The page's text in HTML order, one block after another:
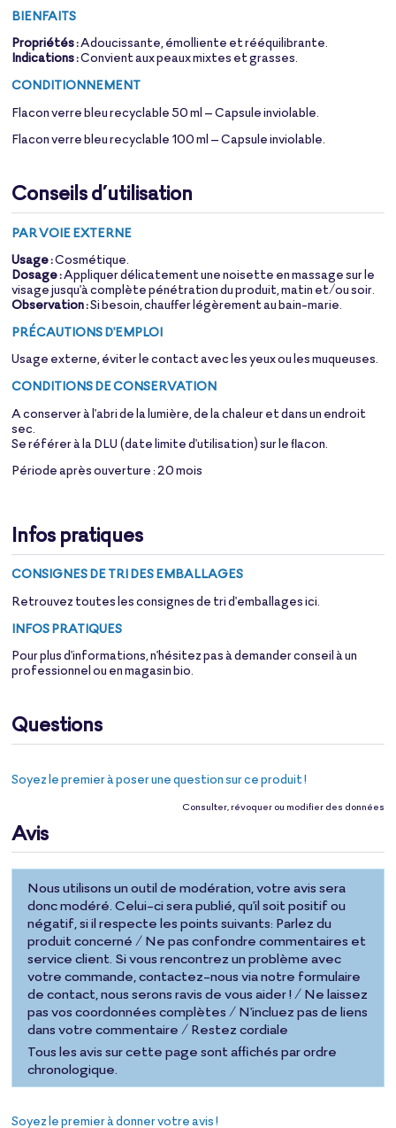
BIENFAITS
Propriétés :Adoucissante, émolliente et rééquilibrante.
Indications :Convient aux peaux mixtes et grasses.
CONDITIONNEMENT
Flacon verre bleu recyclable 50 ml – Capsule inviolable.
Flacon verre bleu recyclable 100 ml – Capsule inviolable.
Conseils d’utilisation
PAR VOIE EXTERNE
Usage :Cosmétique.
Dosage :Appliquer délicatement une noisette en massage sur le
visage jusqu'à complète pénétration du produit, matin et/ou soir.
Observation :Si besoin, chauffer légèrement au bain-marie.
PRÉCAUTIONS D'EMPLOI
Usage externe, éviter le contact avec les yeux ou les muqueuses.
CONDITIONS DE CONSERVATION
A conserver à l'abri de la lumière, de la chaleur et dans un endroit
sec.
Se référer à la DLU (date limite d'utilisation) sur le flacon.
Période après ouverture : 20 mois
Infos pratiques
CONSIGNES DE TRI DES EMBALLAGES
Retrouvez toutes les consignes de tri d'emballagesici.
INFOS PRATIQUES
Pour plus d'informations, n'hésitez pas à demander conseil à un
professionnel ou en magasin bio.
Questions
Soyez le premier à poser une question sur ce produit !
Consulter, révoquer ou modifier des données
Avis
Nous utilisons un outil de modération, votre avis sera
donc modéré. Celui-ci sera publié, qu'il soit positif ou
négatif, si il respecte les points suivants: Parlez du
produit concerné / Ne pas confondre commentaires et
service client. Si vous rencontrez un problème avec
votre commande, contactez-nous via notre formulaire
de contact, nous serons ravis de vous aider ! / Ne laissez
pas vos coordonnées complètes / N'incluez pas de liens
dans votre commentaire / Restez cordiale
Tous les avis sur cette page sont affichés par ordre
chronologique.
Soyez le premier à donner votre avis !